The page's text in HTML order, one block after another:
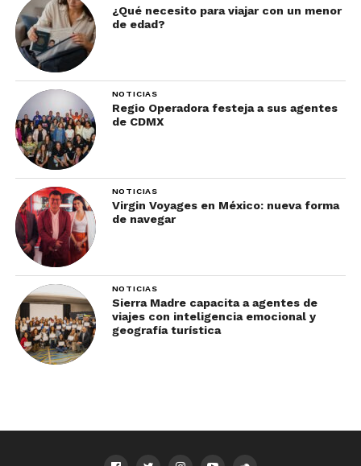
¿Qué necesito para viajar con un menor
de edad?
NOTICIAS
Regio Operadora festeja a sus agentes
de CDMX
NOTICIAS
Virgin Voyages en México: nueva forma
de navegar
NOTICIAS
Sierra Madre capacita a agentes de
viajes con inteligencia emocional y
geografía turística